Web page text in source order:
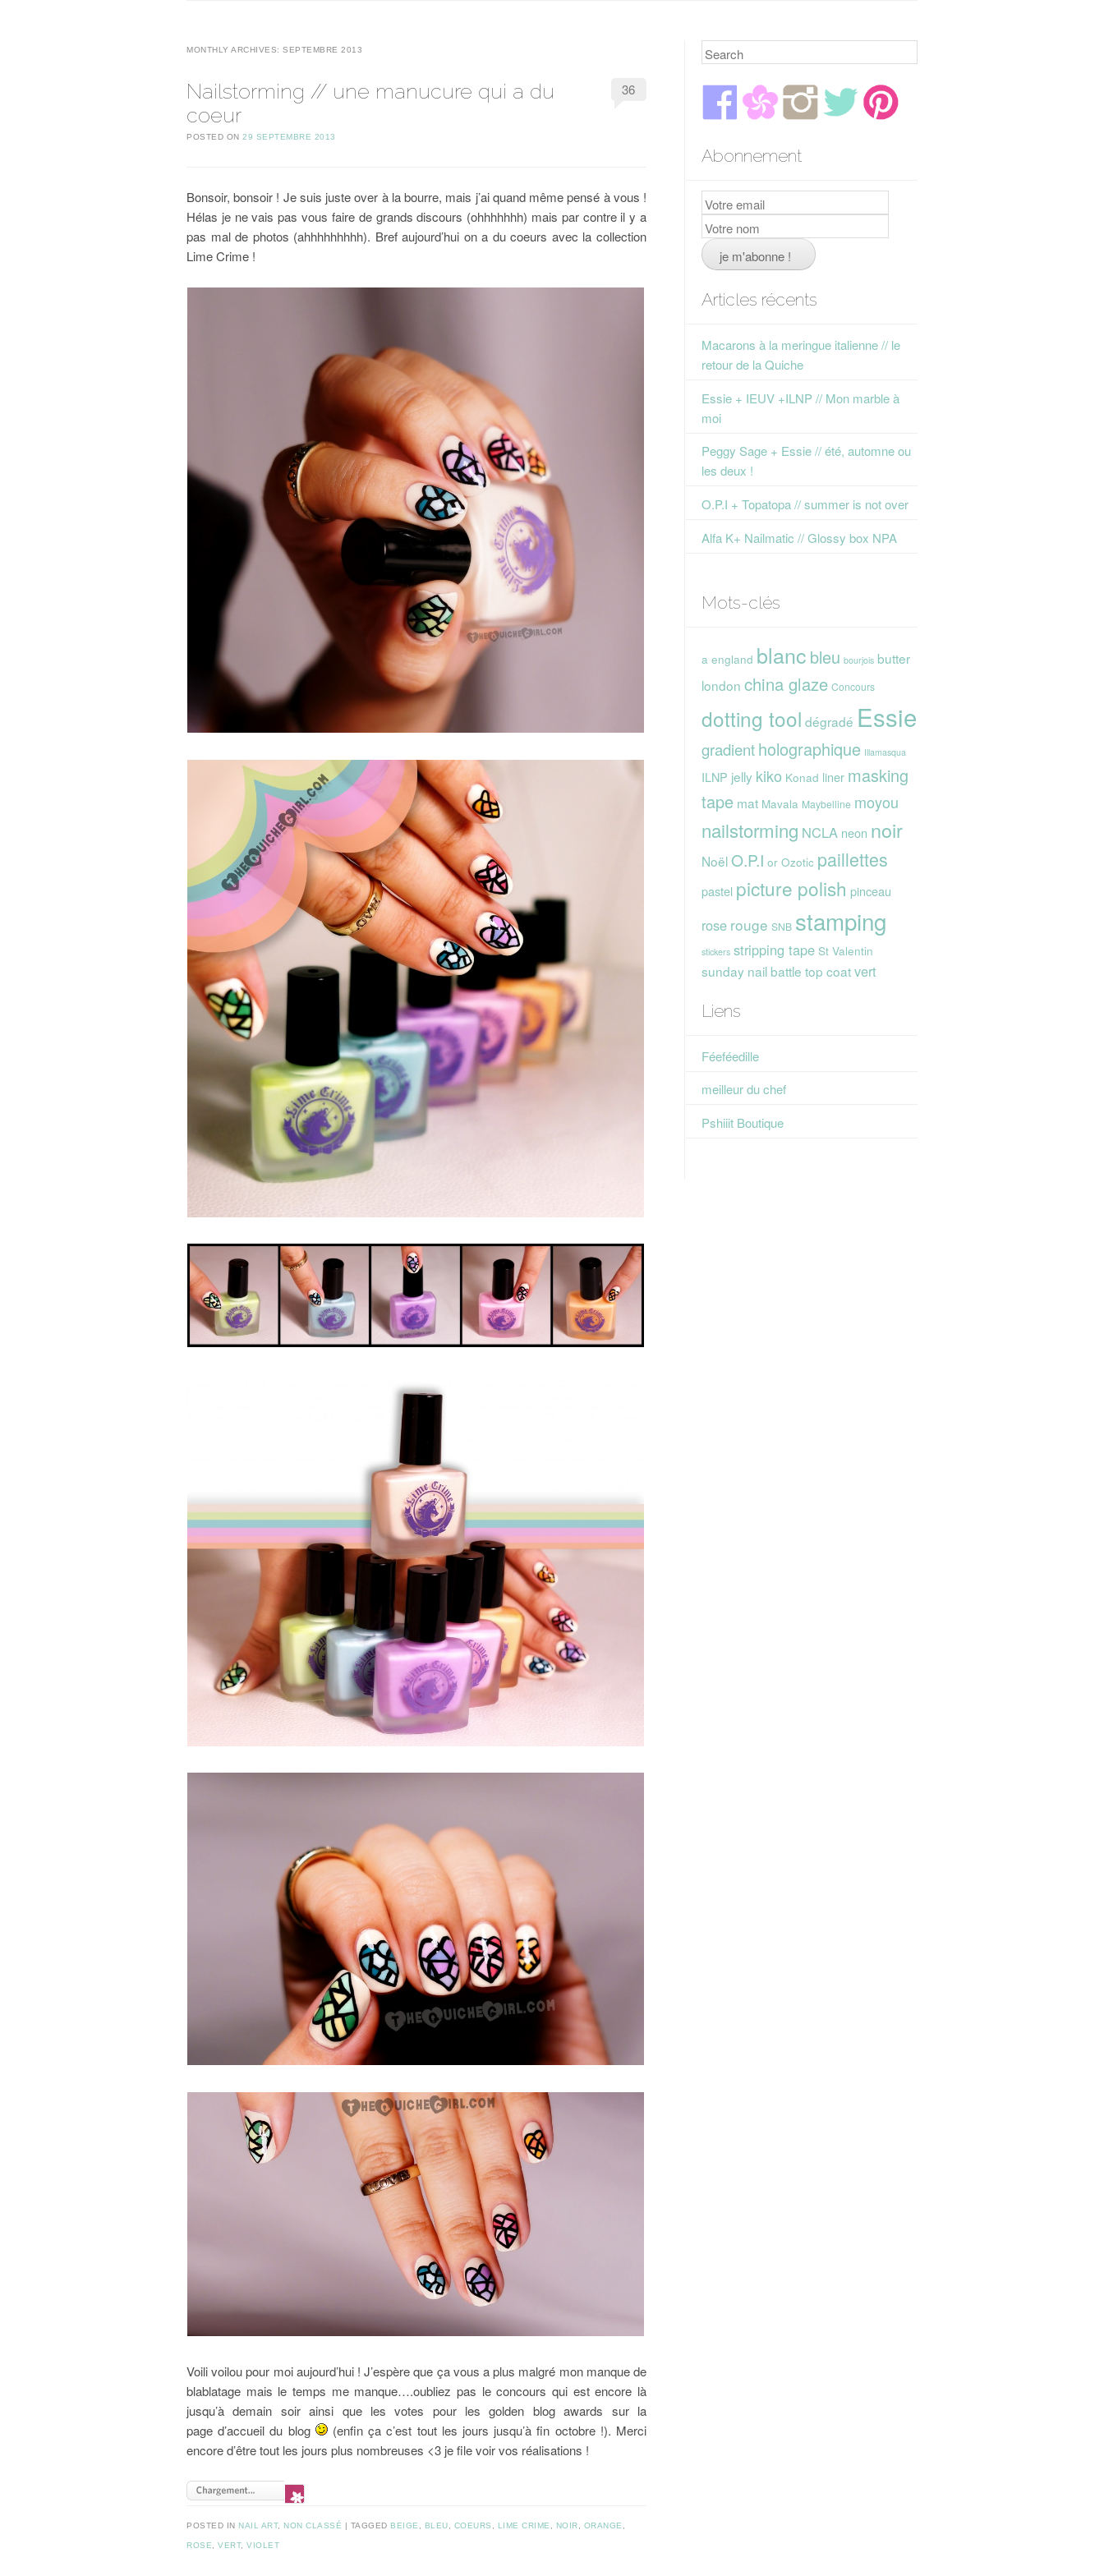
MONTHLY ARCHIVES: SEPTEMBRE 2013
Nailstorming // une manucure qui a du
coeur
POSTED ON 29 SEPTEMBRE 2013
36
Bonsoir, bonsoir ! Je suis juste over à la bourre, mais j’ai quand même pensé à vous !
Hélas je ne vais pas vous faire de grands discours (ohhhhhhh) mais par contre il y a
pas mal de photos (ahhhhhhhhh). Bref aujourd’hui on a du coeurs avec la collection
Lime Crime !
Voili voilou pour moi aujourd’hui ! J’espère que ça vous a plus malgré mon manque de
blablatage mais le temps me manque….oubliez pas le concours qui est encore là
jusqu’à demain soir ainsi que les votes pour les golden blog awards sur la
page d’accueil du blog
(enfin ça c’est tout les jours jusqu’à fin octobre !). Merci
encore d’être tout les jours plus nombreuses <3 je file voir vos réalisations !
POSTED IN NAIL ART, NON CLASSÉ TAGGED BEIGE BLEU COEURS LIME CRIME NOIR ORANGE
ROSE VERT, VIOLET
Search
Abonnement
Articles récents
Macarons à la meringue italienne // le
retour de la Quiche
Essie + IEUV +ILNP // Mon marble à
moi
Peggy Sage + Essie // été, automne ou
les deux !
O.P.I + Topatopa // summer is not over
Alfa K+ Nailmatic // Glossy box NPA
Mots-clés
a england blanc bleu bourjois butter
london china glaze Concours
dotting tool dégradé Essie
gradientholographique Illamasqua
ILNP jelly kiko Konad liner masking
tape mat Mavala Maybelline moyou
nailstorming NCLA neon noir
NoëlO.P.I or Ozotic paillettes
pastel picture polish pinceau
rose rouge SNB stamping
stickers stripping tape St Valentin
sunday nail battle top coatvert
Liens
Féeféedille
meilleur du chef
Pshiiit Boutique